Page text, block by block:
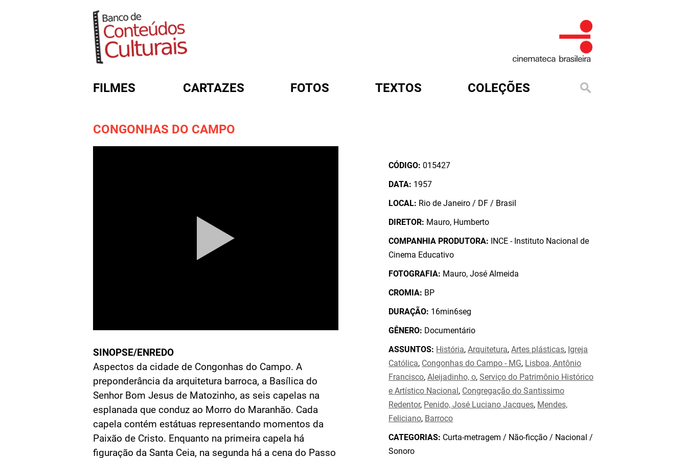
FILMES CARTAZES FOTOS TEXTOS COLEÇÕES
CONGONHAS DO CAMPO
SINOPSE/ENREDO
Aspectos da cidade de Congonhas do Campo. A
preponderância da arquitetura barroca, a Basílica do
Senhor Bom Jesus de Matozinho, as seis capelas na
esplanada que conduz ao Morro do Maranhão. Cada
capela contém estátuas representando momentos da
Paixão de Cristo. Enquanto na primeira capela há
figuração da Santa Ceia, na segunda há a cena do Passo
CÓDIGO: 015427
DATA: 1957
LOCAL: Rio de Janeiro / DF / Brasil
DIRETOR: Mauro, Humberto
COMPANHIA PRODUTORA: INCE - Instituto Nacional de
Cinema Educativo
FOTOGRAFIA: Mauro, José Almeida
CROMIA: BP
DURAÇÃO: 16min6seg
GÊNERO: Documentário
ASSUNTOS: História,Arquitetura,Artes plásticas, Igreja
Católica, Congonhas do Campo - MG, Lisboa, Antônio
Francisco,Aleijadinho, o,Serviço do Patrimônio Histórico
e Artístico Nacional, Congregação do Santissimo
Redentor, Penido, José Luciano Jacques, Mendes,
Feliciano, Barroco
CATEGORIAS: Curta-metragem / Não-ficção / Nacional /
Sonoro